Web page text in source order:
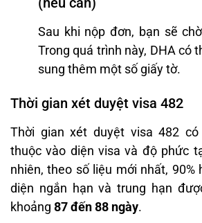
Sau khi nộp đơn, bạn sẽ
Trong quá trình này, DHA có
sung thêm một số giấy tờ.
Thời gian xét duyệt visa 482
Thời gian xét duyệt visa 482
thuộc vào diện visa và độ phức
nhiên, theo số liệu mới nhất, 90%
diện ngắn hạn và trung hạn
khoảng 87 đến 88 ngày.